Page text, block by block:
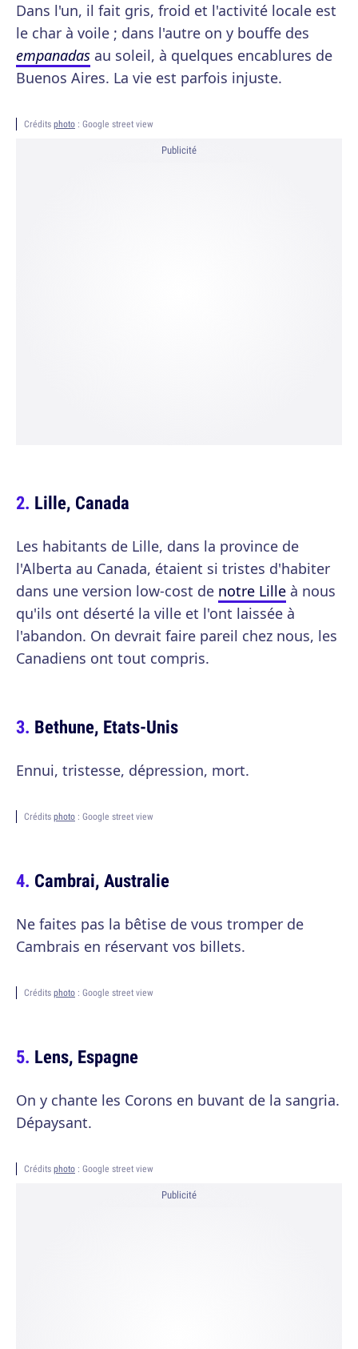
Dans l'un, il fait gris, froid et l'activité locale est
le char à voile ; dans l'autre on y bouffe des
empanadas au soleil, à quelques encablures de
Buenos Aires. La vie est parfois injuste.
Crédits photo : Google street view
Publicité
Lille, Canada
Les habitants de Lille, dans la province de
l'Alberta au Canada, étaient si tristes d'habiter
dans une version low-cost de notre Lille à nous
qu'ils ont déserté la ville et l'ont laissée à
l'abandon. On devrait faire pareil chez nous, les
Canadiens ont tout compris.
Bethune, Etats-Unis
Ennui, tristesse, dépression, mort.
Crédits photo : Google street view
Cambrai, Australie
Ne faites pas la bêtise de vous tromper de
Cambrais en réservant vos billets.
Crédits photo : Google street view
Lens, Espagne
On y chante les Corons en buvant de la sangria.
Dépaysant.
Crédits photo : Google street view
Publicité